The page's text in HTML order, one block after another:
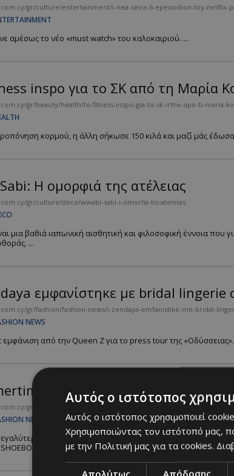
gr/culture/entertainment/i-nea-seira-6-epeisodion-toy-netflix-
αμέσως το νέο «must watch» του καλοκαιριού. ...
inspo για το ΣΚ από τη Μαρία
gr/beauty/health/to-fitness-inspo-gia-to-sk-irthe-apo-ti-maria-
κορμού, η άλλη σήκωσε 150 κιλά και μαζί μάς
Η ομορφιά της ατέλειας
gr/culture/deco/wwabi-sabi-i-omorfia-tis-ateleias
μια βαθιά ιαπωνική αισθητική και φιλοσοφική έννοια που
...
εμφανίστηκε με bridal lingerie
gr/fashion/fashion-news/i-zendaya-emfanistike-me-bridal-
NEWS
από την Queen Z για το press tour της «Οδύσσειας».
stylish steps: Τα 5 shoe trends
gr/fashion/fashion-news/summertime-stylish-steps-ta-5-shoe-
NEWS
shoe trends του καλοκαιριού 2026 για γυναίκες,
Αυτός ο ιστότοπος
Αυτός ο ιστότοπος χρησιμοποιεί
Χρησιμοποιώντας τον ιστότοπό μας,
με την Πολιτική μας για τα cookies.
Απολύτως
Απόδοσης